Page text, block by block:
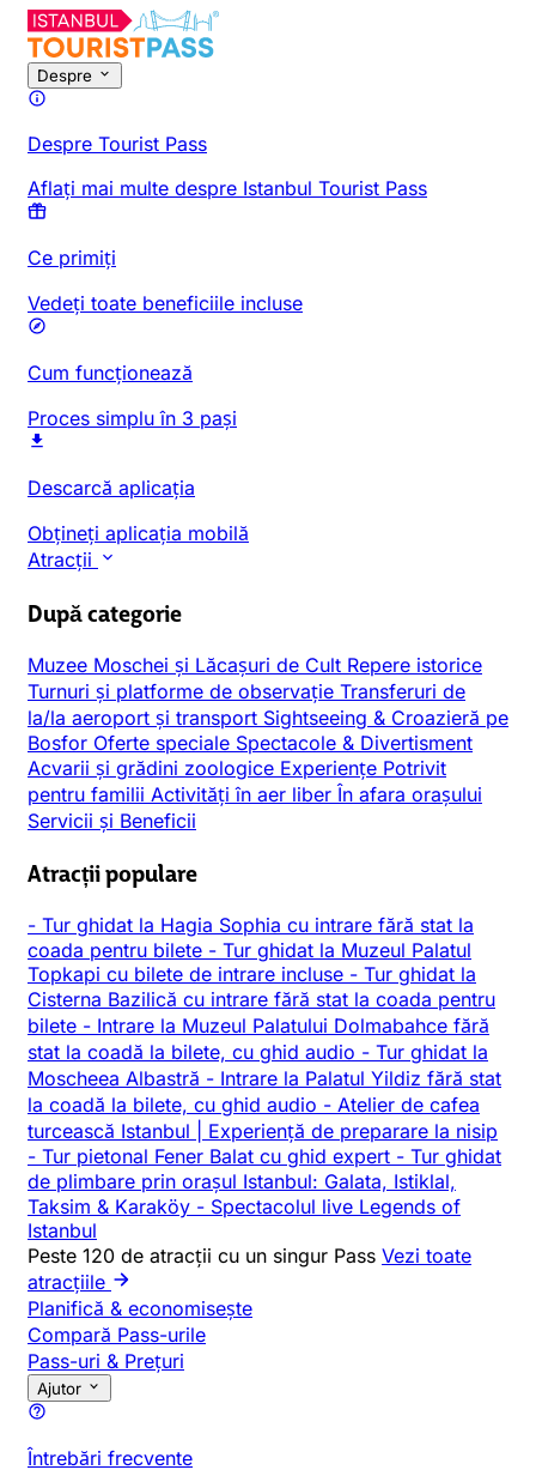
Despre
Despre Tourist Pass
Aflați mai multe despre Istanbul Tourist Pass
Ce primiți
Vedeți toate beneficiile incluse
Cum funcționează
Proces simplu în 3 pași
Descarcă aplicația
Obțineți aplicația mobilă
Atracții
După categorie
Muzee Moschei și Lăcașuri de Cult Repere istorice
Turnuri și platforme de observație Transferuri de
la/la aeroport și transport Sightseeing & Croazieră pe
Bosfor Oferte speciale Spectacole & Divertisment
Acvarii și grădini zoologice Experiențe Potrivit
pentru familii Activități în aer liberÎn afara orașului
Servicii și Beneficii
Atracții populare
- Tur ghidat la Hagia Sophia cu intrare fără stat la
coada pentru bilete - Tur ghidat la Muzeul Palatul
Topkapi cu bilete de intrare incluse - Tur ghidat la
Cisterna Bazilică cu intrare fără stat la coada pentru
bilete - Intrare la Muzeul Palatului Dolmabahce fără
stat la coadă la bilete, cu ghid audio - Tur ghidat la
Moscheea Albastră - Intrare la Palatul Yildiz fără stat
la coadă la bilete, cu ghid audio - Atelier de cafea
turcească Istanbul | Experiență de preparare la nisip
- Tur pietonal Fener Balat cu ghid expert - Tur ghidat
de plimbare prin orașul Istanbul: Galata, Istiklal,
Taksim & Karaköy - Spectacolul live Legends of
Istanbul
Peste 120 de atracții cu un singur Pass Vezi toate
atracțiile
Planifică & economisește
Compară Pass-urile
Pass-uri & Prețuri
Ajutor
Întrebări frecvente